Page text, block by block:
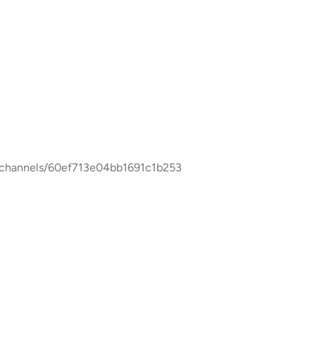
60ef713e04bb1691c1b253